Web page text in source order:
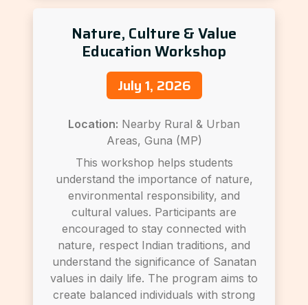
Nature, Culture & Value
Education Workshop
July 1, 2026
Location: Nearby Rural & Urban
Areas, Guna (MP)
This workshop helps students
understand the importance of nature,
environmental responsibility, and
cultural values. Participants are
encouraged to stay connected with
nature, respect Indian traditions, and
understand the significance of Sanatan
values in daily life. The program aims to
create balanced individuals with strong